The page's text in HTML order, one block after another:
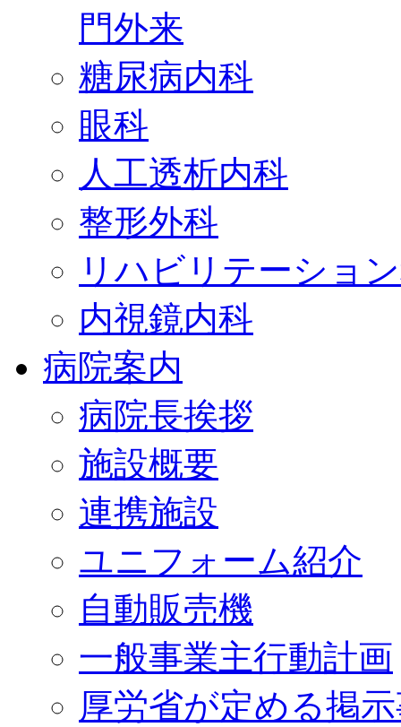
門外来
糖尿病内科
眼科
人工透析内科
整形外科
リハビリテーショ
内視鏡内科
病院案内
病院長挨拶
施設概要
連携施設
ユニフォーム紹介
自動販売機
一般事業主行動計画
厚労省が定める掲